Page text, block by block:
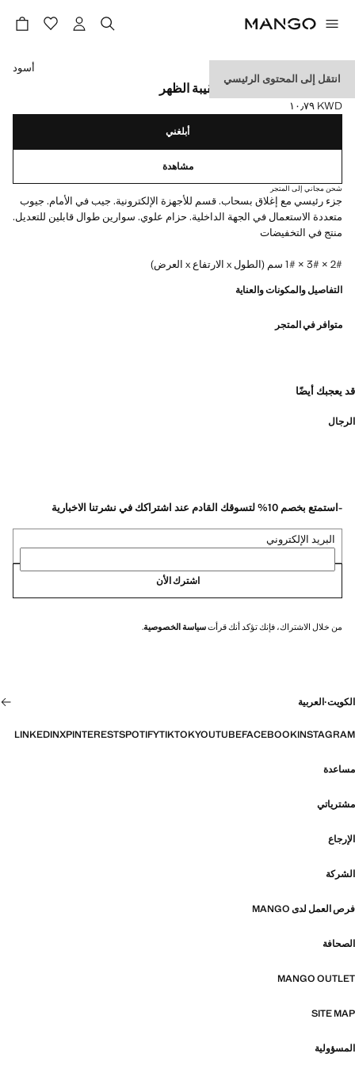
انتقل إلى المحتوى الرئيسي
جيوب متعددة الوظائف لحقيبة الظهر
السعر الحالي [KWD ١٠٫٧٩ ]
KWD ١٠٫٧٩
حدد اللون
أسود
أبلغني
مشاهدة
شحن مجاني إلى المتجر
جزء رئيسي مع إغلاق بسحاب. قسم للأجهزة الإلكترونية. جيب في الأمام. جيوب
متعددة الاستعمال في الجهة الداخلية. حزام علوي. سوارين طوال قابلين للتعديل.
منتج في التخفيضات
2# × 3# × 1# سم (الطول x الارتفاع x العرض)
التفاصيل والمكونات والعناية
متوافر في المتجر
قد يعجبك أيضًا
الرجال
-استمتع بخصم 10% لتسوقك القادم عند اشتراكك في نشرتنا الاخبارية
البريد الإلكتروني
اشترك الأن
من خلال الاشتراك، فإنك تؤكد أنك قرأتسياسة الخصوصية.
الكويت·العربية
INSTAGRAM
FACEBOOK
YOUTUBE
TIKTOK
SPOTIFY
PINTEREST
X
LINKEDIN
مساعدة
مشترياتي
الإرجاع
الشركة
فرص العمل لدى MANGO
الصحافة
MANGO OUTLET
SITE MAP
المسؤولية